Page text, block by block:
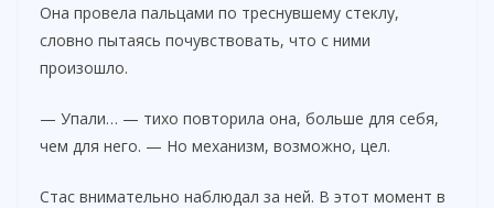
o
Она провела пальцами по треснувшему стеклу,
словно пытаясь почувствовать, что с ними
произошло.
— Упали… — тихо повторила она, больше для себя,
чем для него. — Но механизм, возможно, цел.
Стас внимательно наблюдал за ней. В этот момент в